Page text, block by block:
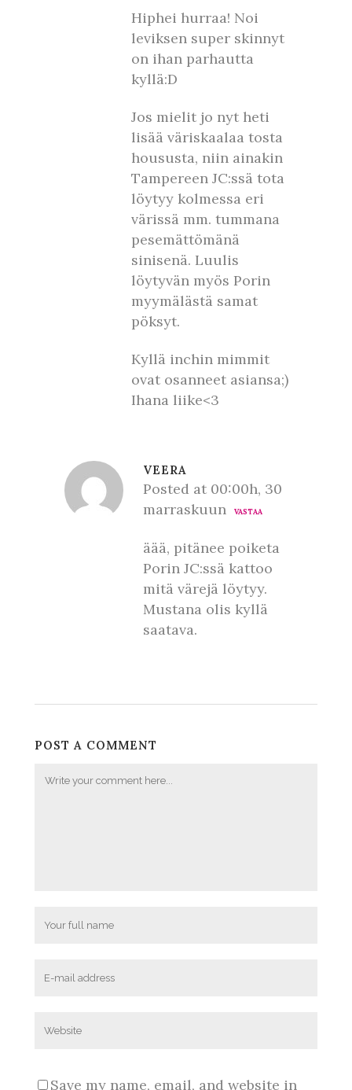
Hiphei hurraa! Noi
leviksen super skinnyt
on ihan parhautta
kyllä:D
Jos mielit jo nyt heti
lisää väriskaalaa tosta
housusta, niin ainakin
Tampereen JC:ssä tota
löytyy kolmessa eri
värissä mm. tummana
pesemättömänä
sinisenä. Luulis
löytyvän myös Porin
myymälästä samat
pöksyt.
Kyllä inchin mimmit
ovat osanneet asiansa;)
Ihana liike<3
VEERA
Posted at 00:00h, 30
marraskuun
VASTAA
äää, pitänee poiketa
Porin JC:ssä kattoo
mitä värejä löytyy.
Mustana olis kyllä
saatava.
POST A COMMENT
Save my name, email, and website in